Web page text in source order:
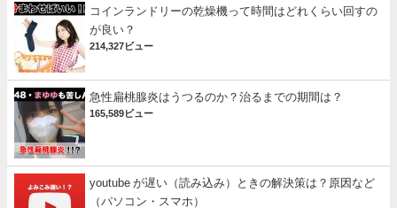
コインランドリーの乾燥機って時間はどれくらい回すの
が良い？
214,327ビュー
急性扁桃腺炎はうつるのか？治るまでの期間は？
165,589ビュー
youtube が遅い（読み込み）ときの解決策は？原因など
（パソコン・スマホ）